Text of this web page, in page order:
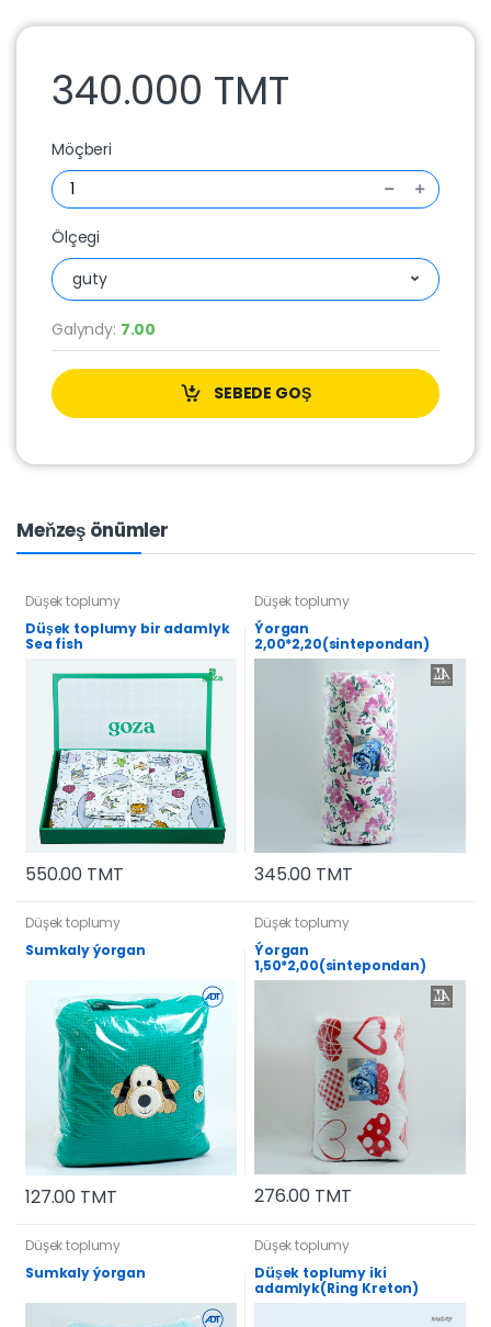
340.000 TMT
Möçberi
Ölçegi
guty
Galyndy: 7.00
SEBEDE GOŞ
Meňzeş önümler
Düşek toplumy
Düşek toplumy bir adamlyk
Sea fish
550.00 TMT
Düşek toplumy
Ýorgan
2,00*2,20(sintepondan)
345.00 TMT
Düşek toplumy
Sumkaly ýorgan
127.00 TMT
Düşek toplumy
Ýorgan
1,50*2,00(sintepondan)
276.00 TMT
Düşek toplumy
Sumkaly ýorgan
Düşek toplumy
Düşek toplumy iki
adamlyk(Ring Kreton)